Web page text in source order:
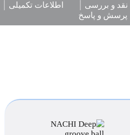
نقد و بررسی
اطلاعات تکمیلی
پرسش و پاسخ